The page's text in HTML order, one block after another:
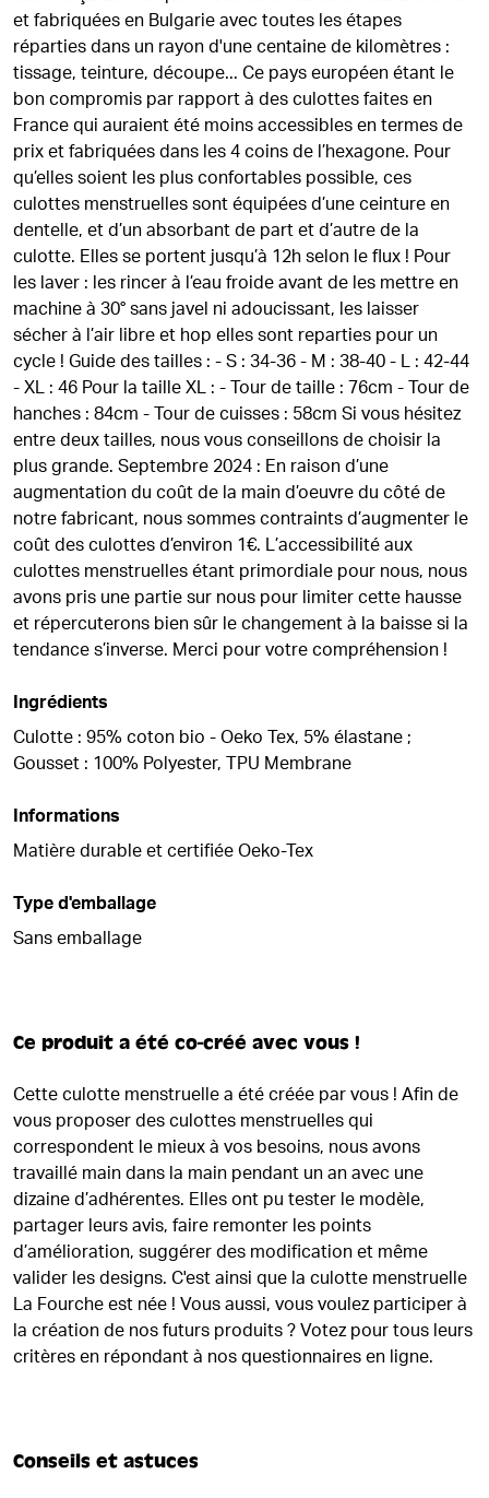
et fabriquées en Bulgarie avec toutes les étapes
réparties dans un rayon d'une centaine de kilomètres :
tissage, teinture, découpe... Ce pays européen étant le
bon compromis par rapport à des culottes faites en
France qui auraient été moins accessibles en termes de
prix et fabriquées dans les 4 coins de l’hexagone. Pour
qu’elles soient les plus confortables possible, ces
culottes menstruelles sont équipées d’une ceinture en
dentelle, et d’un absorbant de part et d’autre de la
culotte. Elles se portent jusqu’à 12h selon le flux ! Pour
les laver : les rincer à l’eau froide avant de les mettre en
machine à 30° sans javel ni adoucissant, les laisser
sécher à l’air libre et hop elles sont reparties pour un
cycle ! Guide des tailles : - S : 34-36 - M : 38-40 - L : 42-44
- XL : 46 Pour la taille XL : - Tour de taille : 76cm - Tour de
hanches : 84cm - Tour de cuisses : 58cm Si vous hésitez
entre deux tailles, nous vous conseillons de choisir la
plus grande. Septembre 2024 : En raison d’une
augmentation du coût de la main d’oeuvre du côté de
notre fabricant, nous sommes contraints d’augmenter le
coût des culottes d’environ 1€. L’accessibilité aux
culottes menstruelles étant primordiale pour nous, nous
avons pris une partie sur nous pour limiter cette hausse
et répercuterons bien sûr le changement à la baisse si la
tendance s’inverse. Merci pour votre compréhension !
Ingrédients
Culotte : 95% coton bio - Oeko Tex, 5% élastane ;
Gousset : 100% Polyester, TPU Membrane
Informations
Matière durable et certifiée Oeko-Tex
Type d'emballage
Sans emballage
Ce produit a été co-créé avec vous !
Cette culotte menstruelle a été créée par vous ! Afin de
vous proposer des culottes menstruelles qui
correspondent le mieux à vos besoins, nous avons
travaillé main dans la main pendant un an avec une
dizaine d’adhérentes. Elles ont pu tester le modèle,
partager leurs avis, faire remonter les points
d’amélioration, suggérer des modification et même
valider les designs. C'est ainsi que la culotte menstruelle
La Fourche est née ! Vous aussi, vous voulez participer à
la création de nos futurs produits ? Votez pour tous leurs
critères en répondant à nos questionnaires en ligne.
Conseils et astuces